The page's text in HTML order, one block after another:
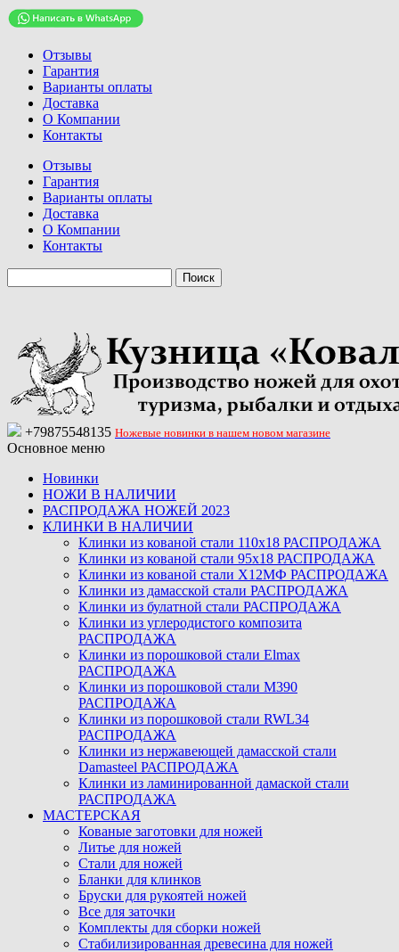
Отзывы
Гарантия
Варианты оплаты
Доставка
О Компании
Контакты
Отзывы
Гарантия
Варианты оплаты
Доставка
О Компании
Контакты
+79875548135 Ножевые новинки в нашем новом магазине
Основное меню
Новинки
НОЖИ В НАЛИЧИИ
РАСПРОДАЖА НОЖЕЙ 2023
КЛИНКИ В НАЛИЧИИ
Клинки из кованой стали 110х18 РАСПРОДАЖА
Клинки из кованой стали 95х18 РАСПРОДАЖА
Клинки из кованой стали Х12МФ РАСПРОДАЖА
Клинки из дамасской стали РАСПРОДАЖА
Клинки из булатной стали РАСПРОДАЖА
Клинки из углеродистого композита
РАСПРОДАЖА
Клинки из порошковой стали Elmax
РАСПРОДАЖА
Клинки из порошковой стали M390
РАСПРОДАЖА
Клинки из порошковой стали RWL34
РАСПРОДАЖА
Клинки из нержавеющей дамасской стали
Damasteel РАСПРОДАЖА
Клинки из ламинированной дамаской стали
РАСПРОДАЖА
МАСТЕРСКАЯ
Кованые заготовки для ножей
Литье для ножей
Стали для ножей
Бланки для клинков
Бруски для рукоятей ножей
Все для заточки
Комплекты для сборки ножей
Стабилизированная древесина для ножей